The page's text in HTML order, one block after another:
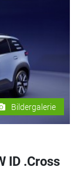
Bildergalerie
ID .Cross